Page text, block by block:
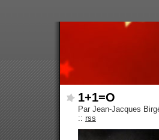
1+1=O
Par Jean-Jacques
:: rss